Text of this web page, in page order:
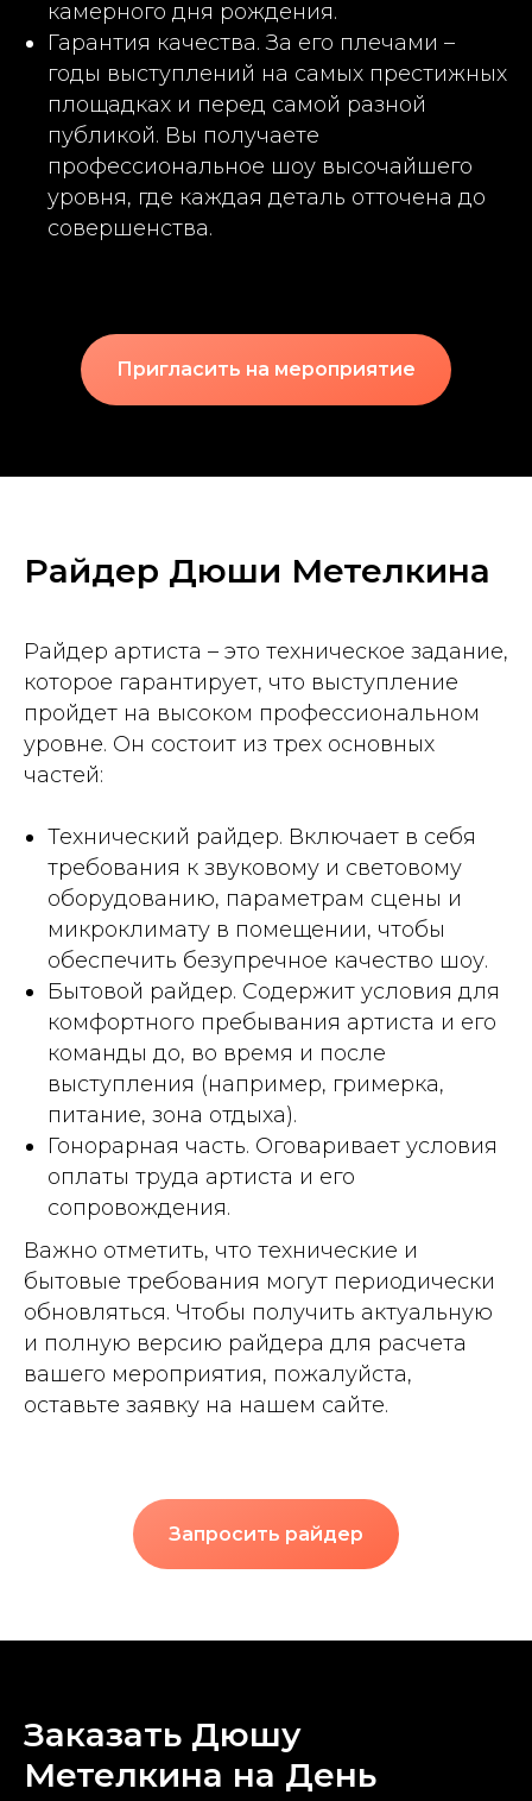
камерного дня рождения.
Гарантия качества. За его плечами –
годы выступлений на самых престижных
площадках и перед самой разной
публикой. Вы получаете
профессиональное шоу высочайшего
уровня, где каждая деталь отточена до
совершенства.
Пригласить на мероприятие
Райдер Дюши Метелкина
Райдер артиста – это техническое задание,
которое гарантирует, что выступление
пройдет на высоком профессиональном
уровне. Он состоит из трех основных
частей:
Технический райдер. Включает в себя
требования к звуковому и световому
оборудованию, параметрам сцены и
микроклимату в помещении, чтобы
обеспечить безупречное качество шоу.
Бытовой райдер. Содержит условия для
комфортного пребывания артиста и его
команды до, во время и после
выступления (например, гримерка,
питание, зона отдыха).
Гонорарная часть. Оговаривает условия
оплаты труда артиста и его
сопровождения.
Важно отметить, что технические и
бытовые требования могут периодически
обновляться. Чтобы получить актуальную
и полную версию райдера для расчета
вашего мероприятия, пожалуйста,
оставьте заявку на нашем сайте.
Запросить райдер
Заказать Дюшу
Метелкина на День